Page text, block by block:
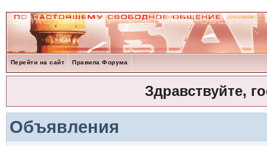
Перейти на сайт Правила Форума
Здравствуйте,
Объявления